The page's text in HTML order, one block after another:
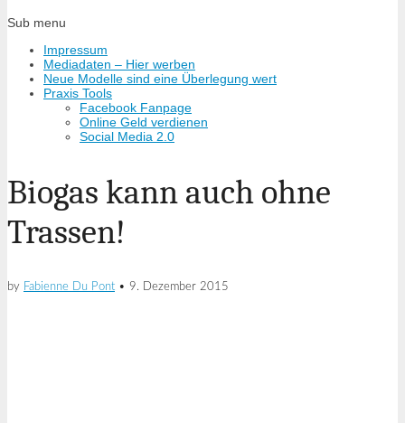
Sub menu
Impressum
Mediadaten – Hier werben
Neue Modelle sind eine Überlegung wert
Praxis Tools
Facebook Fanpage
Online Geld verdienen
Social Media 2.0
Biogas kann auch ohne
Trassen!
by Fabienne Du Pont • 9. Dezember 2015